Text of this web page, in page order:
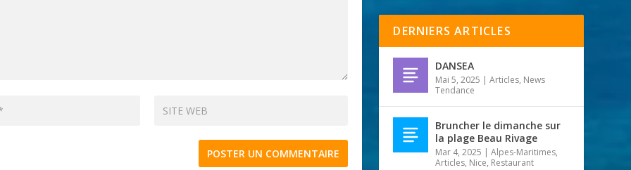
DERNIERS ARTICLES
DANSEA
Mai 5, 2025 |Articles, News
Tendance
Bruncher le dimanche sur
la plage Beau Rivage
Mar 4, 2025 |Alpes-Maritimes,
Articles, Nice, Restaurant